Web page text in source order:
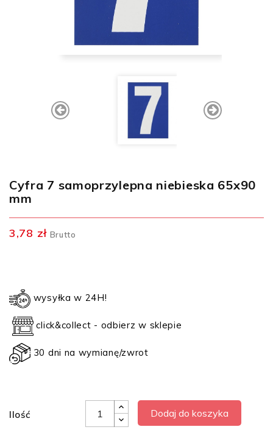
Cyfra 7 samoprzylepna niebieska 65x90
mm
3,78 zł Brutto
wysyłka w 24H!
click&collect - odbierz w sklepie
30 dni na wymianę/zwrot
Ilość Dodaj do koszyka